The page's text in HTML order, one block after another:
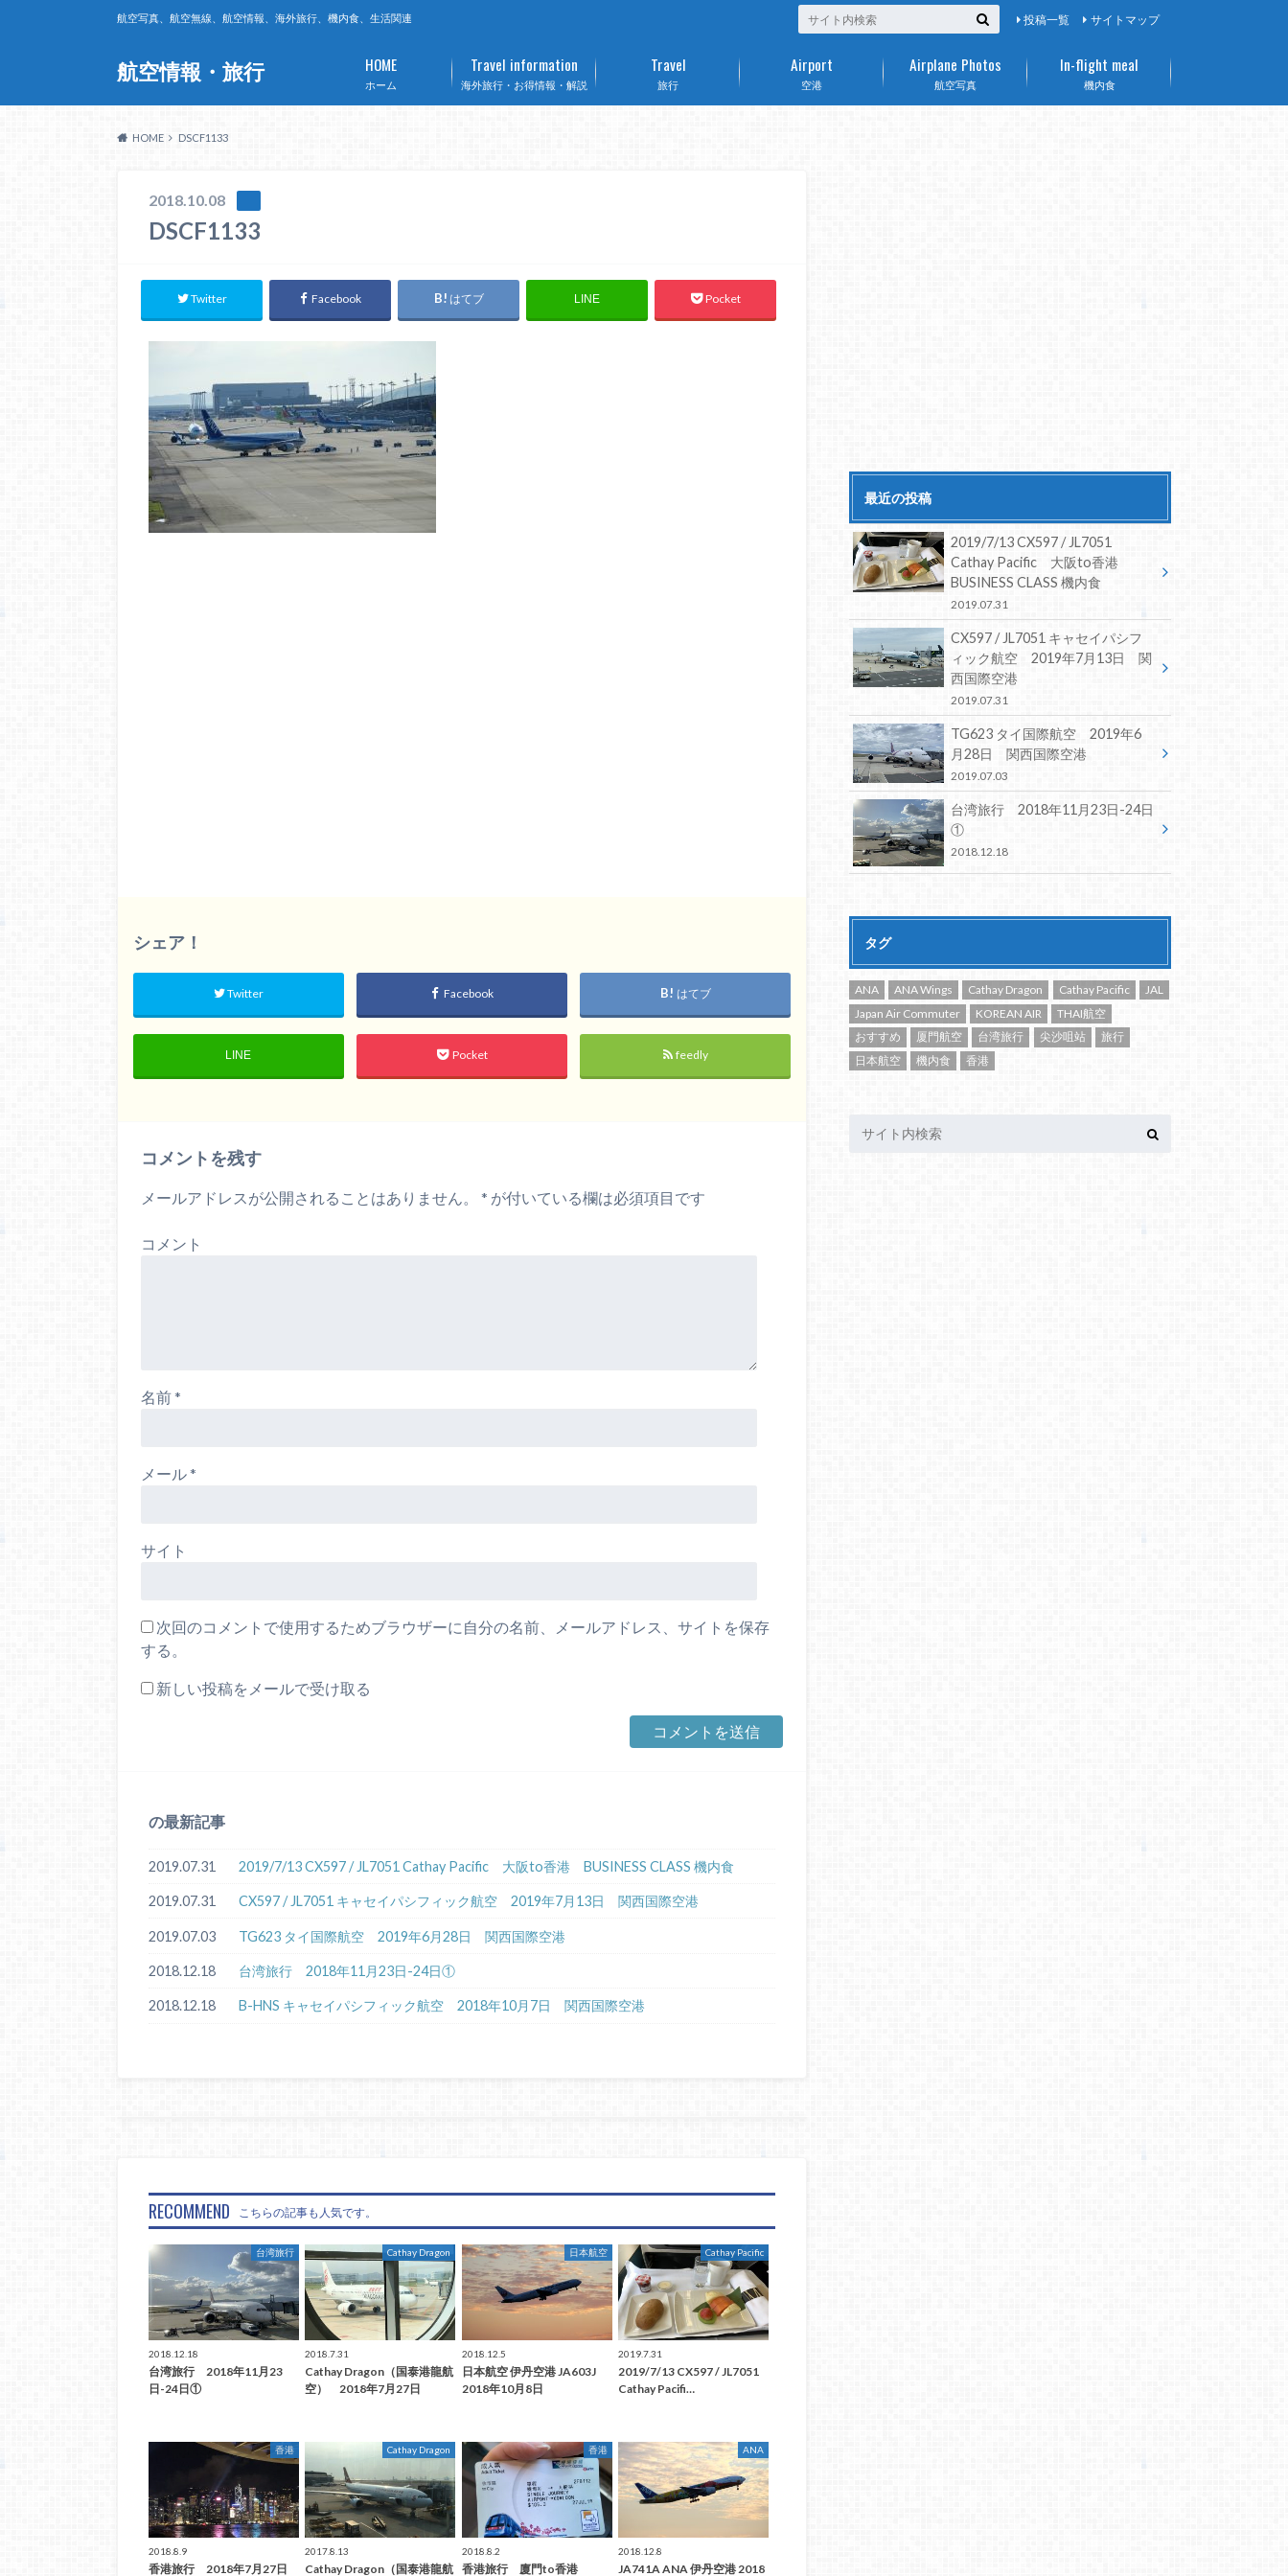
航空情報・旅行
航空写真、航空無線、航空情報、海外旅行、機内食、生活関連 投稿一覧 サイトマップ
ホーム
HOME
海外旅行・お得情報・解説
Travel information
旅行
Travel
空港
Airport
航空写真
Airplane Photos
機内食
In-flight meal
HOME DSCF1133
2018.10.08
DSCF1133
Twitter Facebook はてブ LINE Pocket
シェア！
Twitter Facebook はてブ
LINE Pocket feedly
コメントを残す
メールアドレスが公開されることはありません。 * が付いている欄は必須項目です
コメント
名前*
メール*
サイト
次回のコメントで使用するためブラウザーに自分の名前、メールアドレス、サイトを保存
する。
新しい投稿をメールで受け取る
の最新記事
2019.07.31 2019/7/13 CX597 / JL7051 Cathay Pacific 大阪to香港 BUSINESS CLASS 機内食
2019.07.31 CX597 / JL7051 キャセイパシフィック航空 2019年7月13日 関西国際空港
2019.07.03 TG623 タイ国際航空 2019年6月28日 関西国際空港
2018.12.18 台湾旅行 2018年11月23日-24日①
2018.12.18 B-HNS キャセイパシフィック航空 2018年10月7日 関西国際空港
RECOMMEND こちらの記事も人気です。
台湾旅行
2018.12.18
台湾旅行 2018年11月23
日-24日①
Cathay Dragon
2018.7.31
Cathay Dragon（国泰港龍航
空） 2018年7月27日
日本航空
2018.12.5
日本航空 伊丹空港 JA603J
2018年10月8日
Cathay Pacific
2019.7.31
2019/7/13 CX597 / JL7051
Cathay Pacifi…
香港
2018.8.9
香港旅行 2018年7月27日
Cathay Dragon
2017.8.13
Cathay Dragon（国泰港龍航
香港
2018.8.2
香港旅行 廈門to香港
ANA
2018.12.8
JA741A ANA 伊丹空港 2018
最近の投稿
2019/7/13 CX597 / JL7051
Cathay Pacific 大阪to香港
BUSINESS CLASS 機内食
2019.07.31
CX597 / JL7051 キャセイパシフ
ィック航空 2019年7月13日 関
西国際空港
2019.07.31
TG623 タイ国際航空 2019年6
月28日 関西国際空港
2019.07.03
台湾旅行 2018年11月23日-24日
①
2018.12.18
タグ
ANA ANA Wings Cathay Dragon Cathay Pacific
JAL
Japan Air Commuter
KOREAN AIR
THAI航空
おすすめ
厦門航空 台湾旅行 尖沙咀站
旅行
日本航空
機内食 香港